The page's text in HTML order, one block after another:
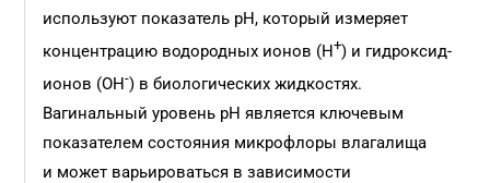
используют показатель pH, который измеряет
концентрацию водородных ионов (H+) и гидроксид-
ионов (OH-) в биологических жидкостях.
Вагинальный уровень pH является ключевым
показателем состояния микрофлоры влагалища
и может варьироваться в зависимости